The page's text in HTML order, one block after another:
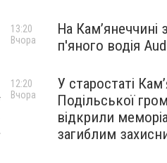
На Камʼянеччині
п'яного водія
13:20
Вчора
У старостаті
Подільської
відкрили
загиблим
12:20
Вчора